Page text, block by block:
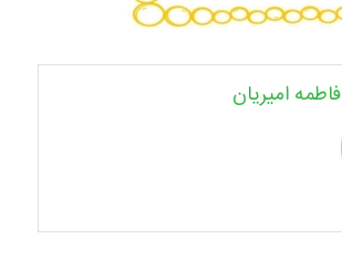
فاطمه امیریان